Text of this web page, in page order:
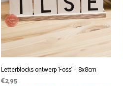
Letterblocks ontwerp ´Foss´ – 8x8cm
€2,95